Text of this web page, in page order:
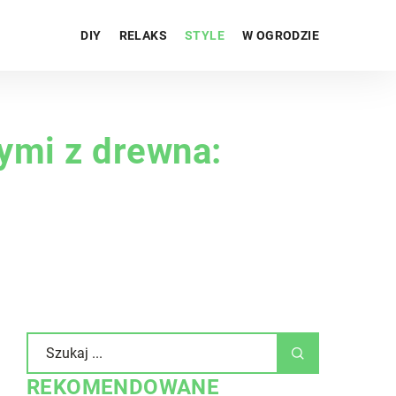
DIY RELAKS STYLE W OGRODZIE
z drewna:
REKOMENDOWANE